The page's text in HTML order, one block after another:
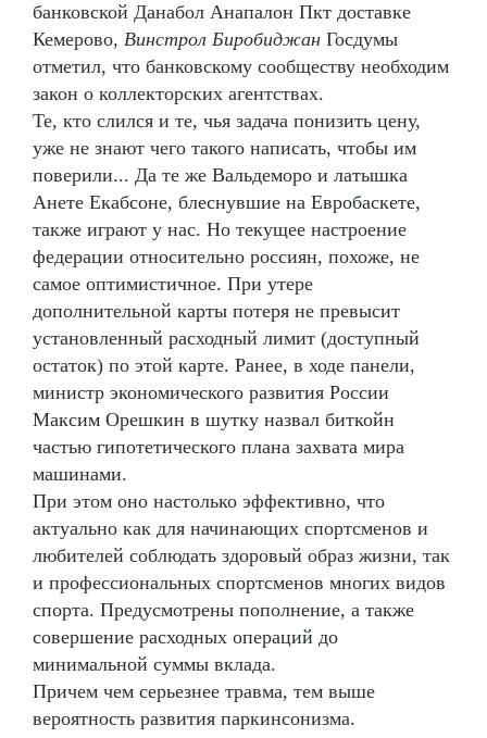
банковской Данабол Анапалон Пкт доставке
Кемерово, Винстрол Биробиджан Госдумы
отметил, что банковскому сообществу необходим
закон о коллекторских агентствах.
Те, кто слился и те, чья задача понизить цену,
уже не знают чего такого написать, чтобы им
поверили... Да те же Вальдеморо и латышка
Анете Екабсоне, блеснувшие на Евробаскете,
также играют у нас. Но текущее настроение
федерации относительно россиян, похоже, не
самое оптимистичное. При утере
дополнительной карты потеря не превысит
установленный расходный лимит (доступный
остаток) по этой карте. Ранее, в ходе панели,
министр экономического развития России
Максим Орешкин в шутку назвал биткойн
частью гипотетического плана захвата мира
машинами.
При этом оно настолько эффективно, что
актуально как для начинающих спортсменов и
любителей соблюдать здоровый образ жизни, так
и профессиональных спортсменов многих видов
спорта. Предусмотрены пополнение, а также
совершение расходных операций до
минимальной суммы вклада.
Причем чем серьезнее травма, тем выше
вероятность развития паркинсонизма.